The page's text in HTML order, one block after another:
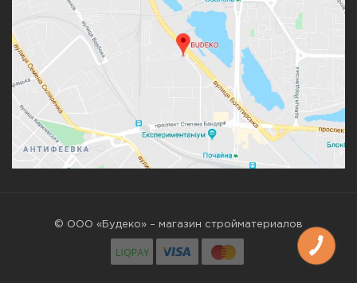
© ООО «Будеко» – магазин стройматериалов